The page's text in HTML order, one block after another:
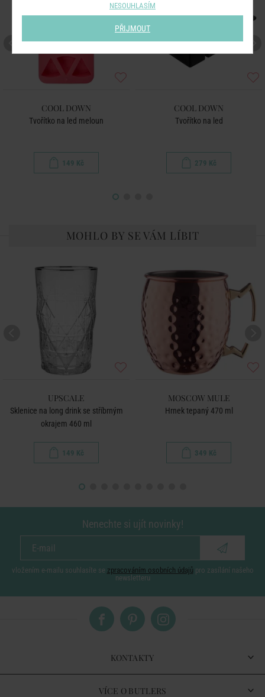
COOL DOWN
Tvořítko na led meloun
149 Kč
COOL DOWN
Tvořítko na led
279 Kč
MOHLO BY SE VÁM LÍBIT
UPSCALE
Sklenice na long drink se stříbrným
okrajem 460 ml
149 Kč
MOSCOW MULE
Hrnek tepaný 470 ml
349 Kč
Nenechte si ujít novinky!
vložením e-mailu souhlasíte se zpracováním osobních údajů pro zasílání našeho
newsletteru
KONTAKTY
VÍCE O BUTLERS
NESOUHLASÍM
PŘIJMOUT